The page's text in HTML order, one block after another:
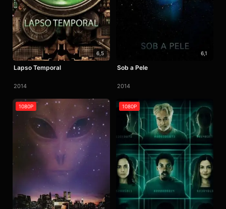
6,5
Lapso Temporal
2014
6,1
Sob a Pele
2014
1080P 1080P